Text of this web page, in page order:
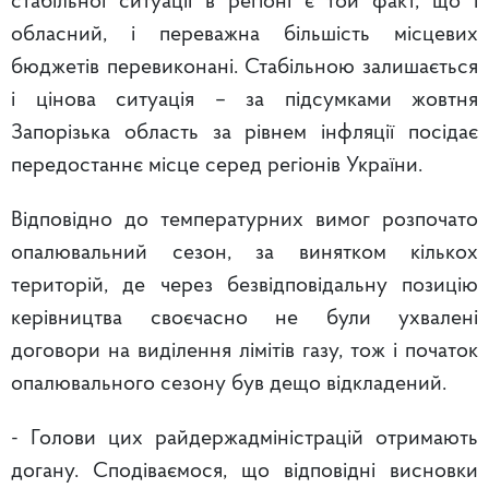
обласний, і переважна більшість місцевих
бюджетів перевиконані. Стабільною залишається
і цінова ситуація – за підсумками жовтня
Запорізька область за рівнем інфляції посідає
передостаннє місце серед регіонів України.
Відповідно до температурних вимог розпочато
опалювальний сезон, за винятком кількох
територій, де через безвідповідальну позицію
керівництва своєчасно не були ухвалені
договори на виділення лімітів газу, тож і початок
опалювального сезону був дещо відкладений.
- Голови цих райдержадміністрацій отримають
догану. Сподіваємося, що відповідні висновки